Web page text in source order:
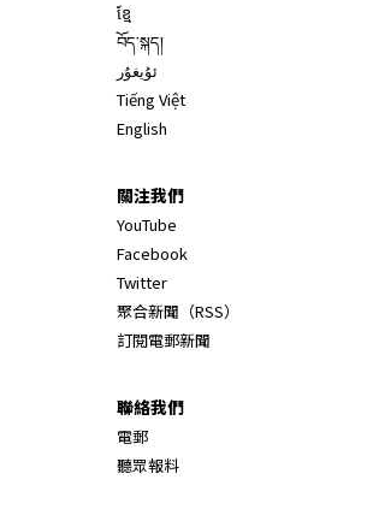
ខ្មែ
བོད་སྐད།
ئۇيغۇر
Tiếng Việt
English
關注我們
YouTube
Facebook
Twitter
聚合新聞（RSS）
訂閱電郵新聞
聯絡我們
電郵
聽眾報料